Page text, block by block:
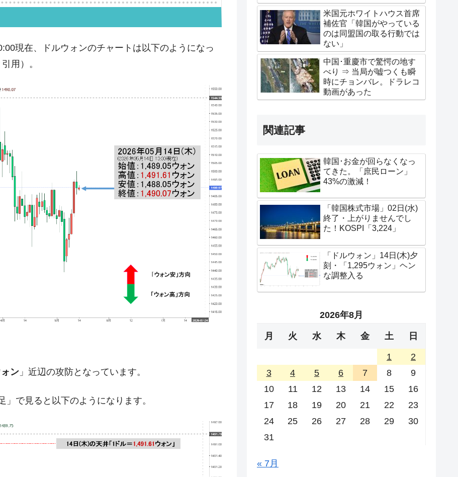
⇒ 中国の過剰生産が世界を蝕む。
業種は全般的「不調」⇒ PSIが示す現況は決して良くない。
パン』1人当たり賠償10万ウォンを認定 ⇒ 総額3兆7,000億
⇒ 実は韓国で『BYD』車は売れている。6カ月で対前年同期比
っそく空港に詰めかけ「出て行け！」「極右勢力」のプラカー
AIデータセンター整備」⇒ だから無理だってば。
算はほぼ終わった」
蒸発。
うキャンペーン」⇒ あの名物教授も登場！
さすぎ」では。
む。営業利益80.2％も減少
ットにぶん殴る法案」提出！⇒ クーパン問題は合衆国企業に対
落に他人事のような発言。
29日(水)もサイドカー・サーキットブレイカーの二段コンボ
業の半分未満しか雇用を生まない
したのは政界の責任だ」
結果に。
現在、ドルウォンのチャートは以下のようになっ
用）。
ン 」近辺の攻防となっています。
で見ると以下のようになります。
米国元ホワイトハウス首席
補佐官「韓国がやっている
のは同盟国の取る行動では
ない」
中国･重慶市で驚愕の地す
べり ⇒ 当局が嘘つくも瞬
時にチョンバレ。ドラレコ
動画があった
関連記事
韓国･お金が回らなくなっ
てきた。「庶民ローン」
43%の激減！
「韓国株式市場」02日(水)
終了・上がりませんでし
た！KOSPI「3,224」
「ドルウォン」14日(木)夕
刻・「1,295ウォン」ヘン
な調整入る
2026年8月
月 火 水 木 金 土 日
1
2
3
4 5 6 7 8
9
10
11 12 13 14 15
16
17
18 19 20 21 22
23
24
25 26 27 28 29
30
31
« 7月